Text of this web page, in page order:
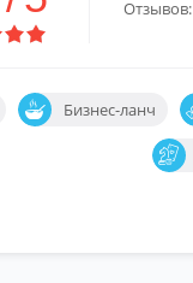
Отзывов:
Бизнес-ланч